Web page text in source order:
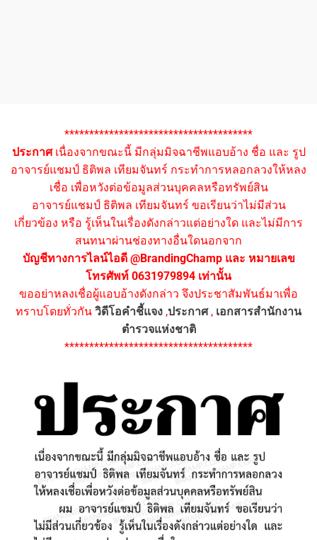
**************************************
ประกาศเนื่องจากขณะนี้ มีกลุ่มมิจฉาชีพแอบอ้าง ชื่อ และ รูป
อาจารย์แชมป์ ธิติพล เทียมจันทร์ กระทำการหลอกลวงให้หลง
เชื่อ เพื่อหวังต่อข้อมูลส่วนบุคคลหรือทรัพย์สิน
อาจารย์แชมป์ ธิติพล เทียมจันทร์ ขอเรียนว่าไม่มีส่วน
เกี่ยวข้อง หรือ รู้เห็นในเรื่องดังกล่าวแต่อย่างใด และไม่มีการ
สนทนาผ่านช่องทางอื่นใดนอกจาก
บัญชีทางการไลน์ไอดี @BrandingChamp และ หมายเลข
โทรศัพท์ 0631979894 เท่านั้น
ขออย่าหลงเชื่อผู้แอบอ้างดังกล่าว จึงประชาสัมพันธ์มาเพื่อ
ทราบโดยทั่วกัน วิดีโอคำชี้แจง ,ประกาศ, เอกสารสำนักงาน
ตำรวจแห่งชาติ
**************************************